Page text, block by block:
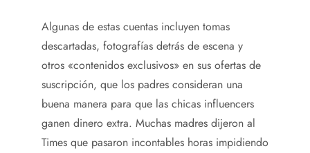
Algunas de estas cuentas incluyen tomas
descartadas, fotografías detrás de escena y
otros «contenidos exclusivos» en sus ofertas de
suscripción, que los padres consideran una
buena manera para que las chicas influencers
ganen dinero extra. Muchas madres dijeron al
Times que pasaron incontables horas impidiendo